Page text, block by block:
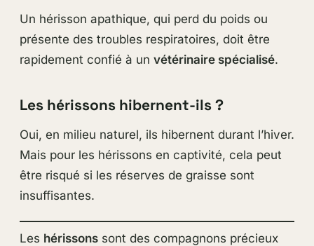
Un hérisson apathique, qui perd du poids ou
présente des troubles respiratoires, doit être
rapidement confié à un vétérinaire spécialisé.
Les hérissons hibernent-ils ?
Oui, en milieu naturel, ils hibernent durant l’hiver.
Mais pour les hérissons en captivité, cela peut
être risqué si les réserves de graisse sont
insuffisantes.
Les hérissonssont des compagnons précieux